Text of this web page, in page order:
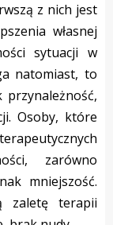
z nich jest
własnej
sytuacji w
natomiast, to
Osoby, które
zarówno
mniejszość.
zaletę terapii